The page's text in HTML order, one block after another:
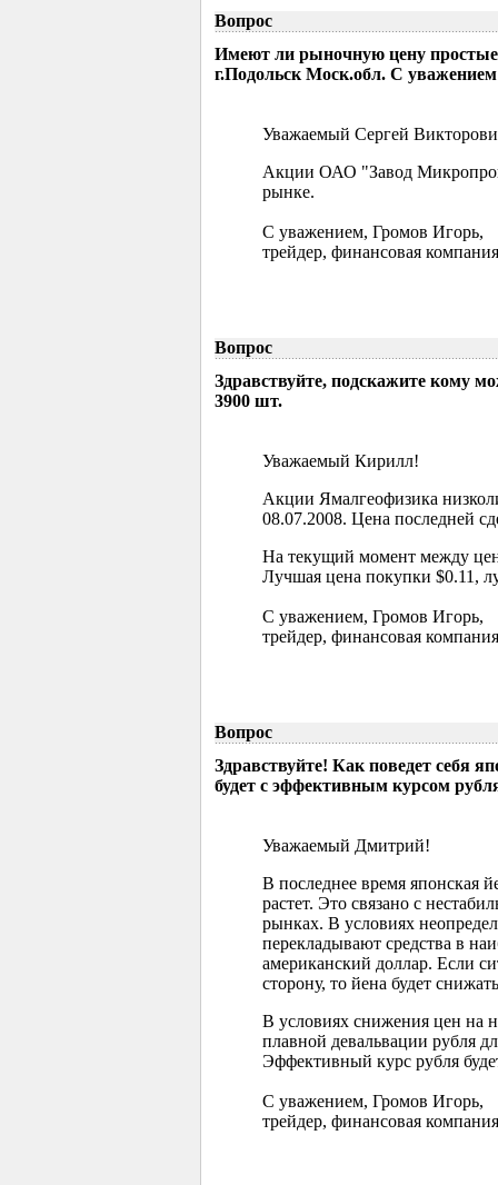
Вопрос
Имеют ли рыночную цену
г.Подольск Моск.обл. С
Уважаемый Сергей
Акции ОАО "Завод
рынке.
С уважением, Громов Игорь,
трейдер, финансовая
Вопрос
Здравствуйте, подскажите кому
3900 шт.
Уважаемый Кирилл!
Акции Ямалгеофизика
08.07.2008. Цена последней
На текущий момент между
Лучшая цена покупки $0.11,
С уважением, Громов Игорь,
трейдер, финансовая
Вопрос
Здравствуйте! Как поведет себя
будет с эффективным курсом
Уважаемый Дмитрий!
В последнее время
растет. Это связано с
рынках. В условиях
перекладывают средства в
американский доллар. Если
сторону, то йена будет
В условиях снижения цен на
плавной девальвации рубля
Эффективный курс рубля
С уважением, Громов Игорь,
трейдер, финансовая